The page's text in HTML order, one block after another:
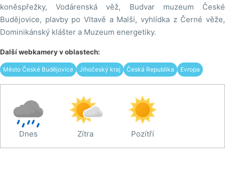
koněspřežky, Vodárenská věž, Budvar muzeum České
Budějovice, plavby po Vltavě a Malši, vyhlídka z Černé věže,
Dominikánský klášter a Muzeum energetiky.
Další webkamery v oblastech:
Město České Budějovice Jihočeský kraj Česká Republika Evropa
Dnes Zítra Pozítří